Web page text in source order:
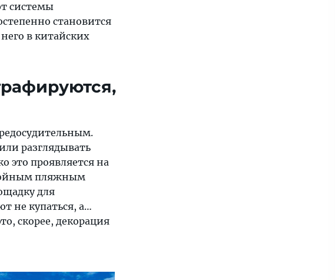
системы
становится
в китайских
разглядывать
это проявляется на
пляжным
для
не купаться, а…
скорее, декорация